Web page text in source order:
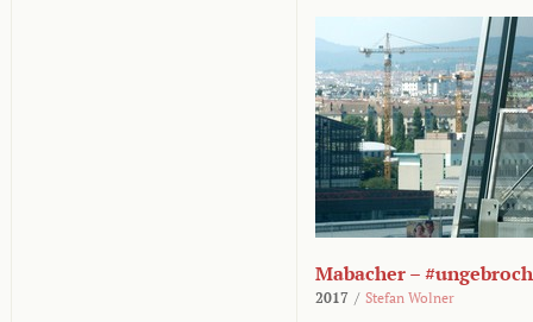
Mabacher –
2017 / Stefan Wolner